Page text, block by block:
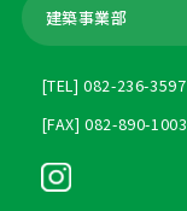
建築事業部
[TEL] 082-236-3597
[FAX] 082-890-1003